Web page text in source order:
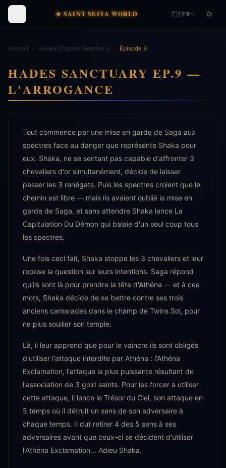
★ SAINT SEIYA WORLD 🇫🇷FR
Accueil › Hades Chapter Sanctuary › Épisode 9
HADES SANCTUARY EP.9 —
L'ARROGANCE
Tout commence par une mise en garde de Saga aux
spectres face au danger que représente Shaka pour
eux. Shaka, ne se sentant pas capable d'affronter 3
chevaliers d'or simultanément, décide de laisser
passer les 3 renégats. Puis les spectres croient que le
chemin est libre — mais ils avaient oublié la mise en
garde de Saga, et sans attendre Shaka lance La
Capitulation Du Démon qui balaie d'un seul coup tous
les spectres.
Une fois ceci fait, Shaka stoppe les 3 chevaliers et leur
repose la question sur leurs intentions. Saga répond
qu'ils sont là pour prendre la tête d'Athéna — et à ces
mots, Shaka décide de se battre contre ses trois
anciens camarades dans le champ de Twins Sol, pour
ne plus souiller son temple.
Là, il leur apprend que pour le vaincre ils sont obligés
d'utiliser l'attaque interdite par Athéna : l'Athéna
Exclamation, l'attaque la plus puissante résultant de
l'association de 3 gold saints. Pour les forcer à utiliser
cette attaque, il lance le Trésor du Ciel, son attaque en
5 temps où il détruit un sens de son adversaire à
chaque temps. Il dut retirer 4 des 5 sens à ses
adversaires avant que ceux-ci se décident d'utiliser
l'Athéna Exclamation… Adieu Shaka.